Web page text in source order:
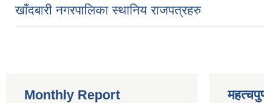
खाँदबारी नगरपालिका स्थानिय राजपत्रहरु
Monthly Report